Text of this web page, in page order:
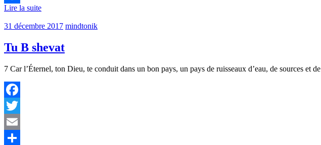
Partager
Lire la suite
31 décembre 2017 mindtonik
Tu B shevat
7 Car l’Éternel, ton Dieu, te conduit dans un bon pays, un pays de ruisseaux d’eau, de sources et de
Facebook
Twitter
Email